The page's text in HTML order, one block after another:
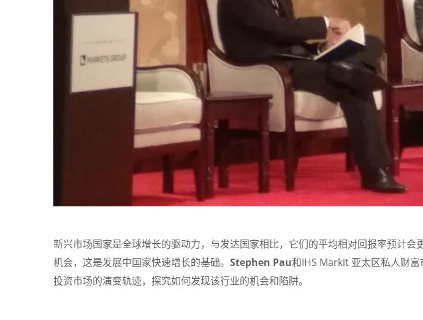
新兴市场国家是全球增长的驱动力，与发达国家相比，它们的平均相对回报率预计
机会，这是发展中国家快速增长的基础。 Stephen Pau和IHS Markit 亚太区私人财富
投资市场的演变轨迹，探究如何发现该行业的机会和陷阱。